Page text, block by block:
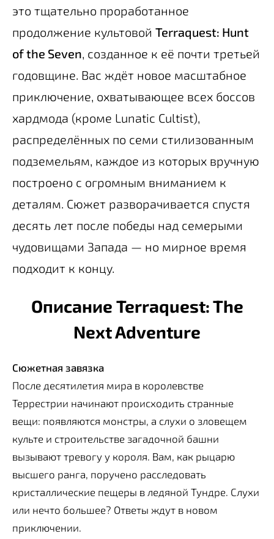
это тщательно проработанное
продолжение культовой Terraquest: Hunt
of the Seven , созданное к её почти третьей
годовщине. Вас ждёт новое масштабное
приключение, охватывающее всех боссов
хардмода (кроме Lunatic Cultist),
распределённых по семи стилизованным
подземельям, каждое из которых вручную
построено с огромным вниманием к
деталям. Сюжет разворачивается спустя
десять лет после победы над семерыми
чудовищами Запада — но мирное время
подходит к концу.
Описание Terraquest: The
Next Adventure
Сюжетная завязка
После десятилетия мира в королевстве
Террестрии начинают происходить странные
вещи: появляются монстры, а слухи о зловещем
культе и строительстве загадочной башни
вызывают тревогу у короля. Вам, как рыцарю
высшего ранга, поручено расследовать
кристаллические пещеры в ледяной Тундре. Слухи
или нечто большее? Ответы ждут в новом
приключении.